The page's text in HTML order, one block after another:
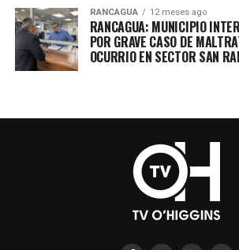
RANCAGUA 12 meses ago
RANCAGUA: MUNICIPIO
POR GRAVE CASO DE
OCURRIO EN SECTOR SAN